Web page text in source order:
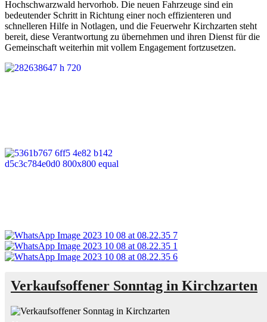
Hochschwarzwald hervorhob. Die neuen Fahrzeuge sind ein
bedeutender Schritt in Richtung einer noch effizienteren und
schnelleren Hilfe in Notlagen, und die Feuerwehr Kirchzarten steht
bereit, diese Verantwortung zu übernehmen und ihren Dienst für die
Gemeinschaft weiterhin mit vollem Engagement fortzusetzen.
Verkaufsoffener Sonntag in Kirchzarten